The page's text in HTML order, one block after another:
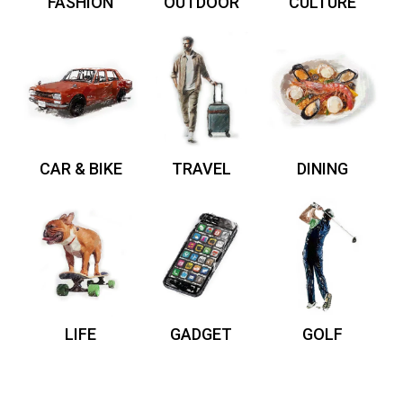
CAR & BIKE TRAVEL DINING
LIFE GADGET GOLF